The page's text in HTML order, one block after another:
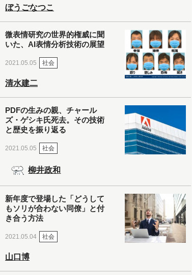
ぼうごなつこ
微表情研究の世界的権威に聞
いた、AI表情分析技術の展望
2021.05.05 社会
清水建二
PDFの生みの親、チャール
ズ・ゲシキ氏死去。その技術
と歴史を振り返る
2021.05.05 社会
柳井政和
新年度で登場した「どうして
もソリが合わない同僚」と付
き合う方法
2021.05.04 社会
山口博